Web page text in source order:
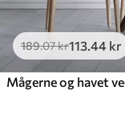
189.07kr113 .44 kr
Mågerne og havet